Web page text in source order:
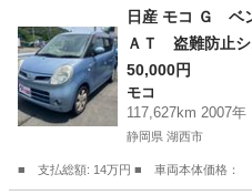
ジューク
日産 モコ Ｇ ベ
ＡＴ 盗難防止
ル 衝突安全ボ
ング パワーウィ
（車検整備付）
50,000円
モコ
117,627km 2007年
静岡県 湖西市
■ 支払総額: 14万円 ■ 車両本体価格